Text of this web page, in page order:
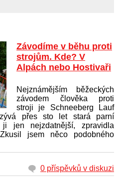
Závodíme v běhu proti
strojům. Kde? V
Alpách nebo Hostivaři
Nejznámějším běžeckých
závodem člověka proti
stroji je Schneeberg Lauf
přes sto let stará parní
jen nejzdatnější, zpravidla
jsem něco podobného
0 příspěvků v diskuzi